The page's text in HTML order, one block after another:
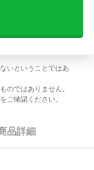
いということではあ
のではありません。
ご確認ください。
品詳細